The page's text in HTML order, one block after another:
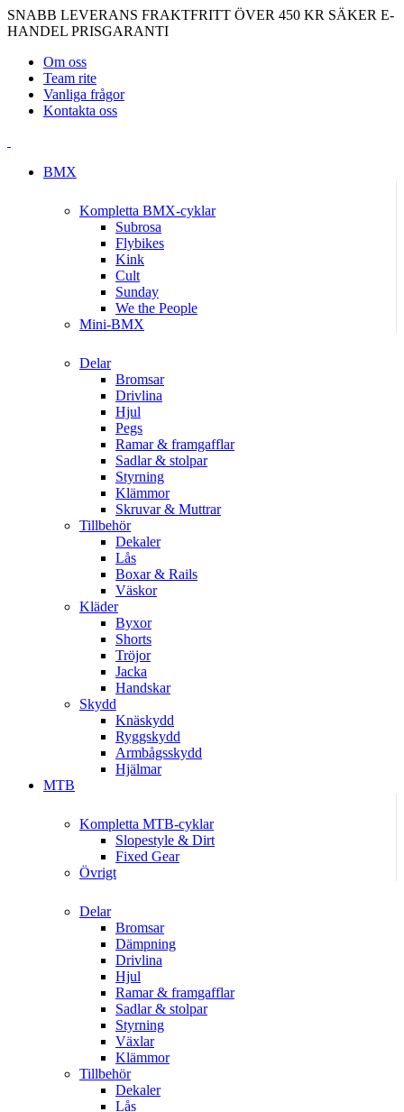
SNABB LEVERANS FRAKTFRITT ÖVER 450 KR SÄKER E-
HANDEL PRISGARANTI
Om oss
Team rite
Vanliga frågor
Kontakta oss
BMX
Kompletta BMX-cyklar
Subrosa
Flybikes
Kink
Cult
Sunday
We the People
Mini-BMX
Delar
Bromsar
Drivlina
Hjul
Pegs
Ramar & framgafflar
Sadlar & stolpar
Styrning
Klämmor
Skruvar & Muttrar
Tillbehör
Dekaler
Lås
Boxar & Rails
Väskor
Kläder
Byxor
Shorts
Tröjor
Jacka
Handskar
Skydd
Knäskydd
Ryggskydd
Armbågsskydd
Hjälmar
MTB
Kompletta MTB-cyklar
Slopestyle & Dirt
Fixed Gear
Övrigt
Delar
Bromsar
Dämpning
Drivlina
Hjul
Ramar & framgafflar
Sadlar & stolpar
Styrning
Växlar
Klämmor
Tillbehör
Dekaler
Lås